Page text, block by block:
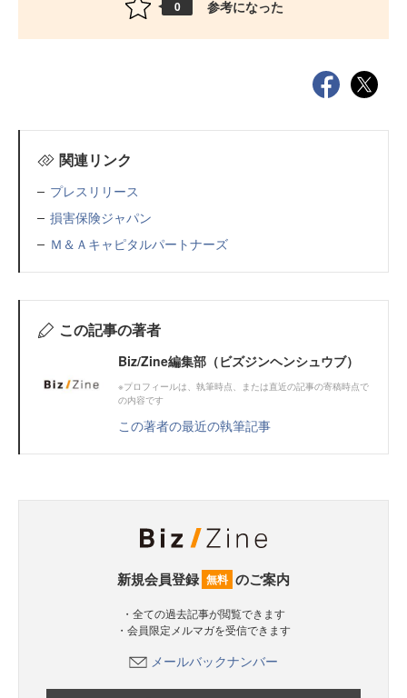
0 参考になった
関連リンク
プレスリリース
損害保険ジャパン
Ｍ＆Ａキャピタルパートナーズ
この記事の著者
Biz/Zine編集部（ビズジンヘンシュウブ）
※プロフィールは、執筆時点、または直近の記事の寄稿時点で
の内容です
この著者の最近の執筆記事
新規会員登録 無料 のご案内
・全ての過去記事が閲覧できます
・会員限定メルマガを受信できます
メールバックナンバー